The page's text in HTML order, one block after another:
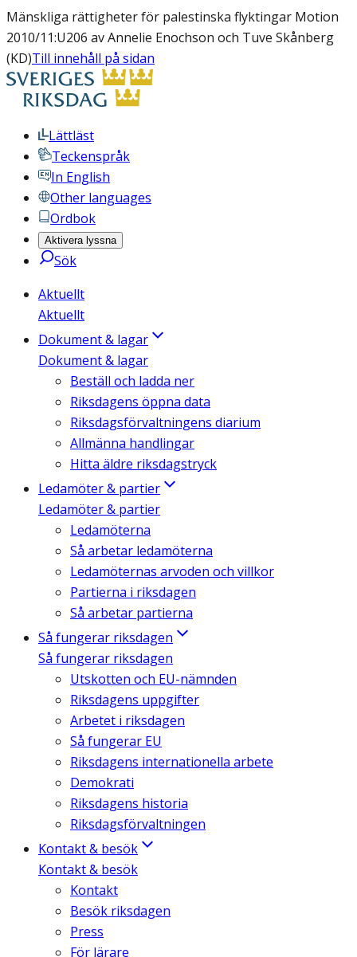
Mänskliga rättigheter för palestinska flyktingar Motion
2010/11:U206 av Annelie Enochson och Tuve Skånberg
(KD)Till innehåll på sidan
Lättläst
Teckenspråk
In English
Other languages
Ordbok
Aktivera lyssna
Sök
Aktuellt
Aktuellt
Dokument & lagar
Dokument & lagar
Beställ och ladda ner
Riksdagens öppna data
Riksdagsförvaltningens diarium
Allmänna handlingar
Hitta äldre riksdagstryck
Ledamöter & partier
Ledamöter & partier
Ledamöterna
Så arbetar ledamöterna
Ledamöternas arvoden och villkor
Partierna i riksdagen
Så arbetar partierna
Så fungerar riksdagen
Så fungerar riksdagen
Utskotten och EU-nämnden
Riksdagens uppgifter
Arbetet i riksdagen
Så fungerar EU
Riksdagens internationella arbete
Demokrati
Riksdagens historia
Riksdagsförvaltningen
Kontakt & besök
Kontakt & besök
Kontakt
Besök riksdagen
Press
För lärare